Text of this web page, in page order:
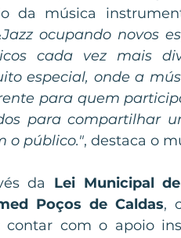
da música
ocupando novos
cada vez mais
especial, onde a
para quem
para compartilhar
o público.", destaca o
da Lei Municipal
Poços de Caldas,
contar com o apoio